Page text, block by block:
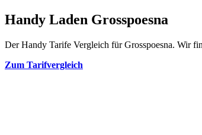
Handy Laden Grosspoesna
Der Handy Tarife Vergleich für Grosspoesna. Wir
Zum Tarifvergleich